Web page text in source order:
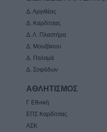
Δ. Αργιθέας
Δ. Καρδίτσας
Δ. Λ. Πλαστήρα
Δ. Μουζάκιου
Δ. Παλαμά
Δ. Σοφάδων
ΑΘΛΗΤΙΣΜΟΣ
Γ Εθνική
ΕΠΣ Καρδίτσας
ΑΣΚ